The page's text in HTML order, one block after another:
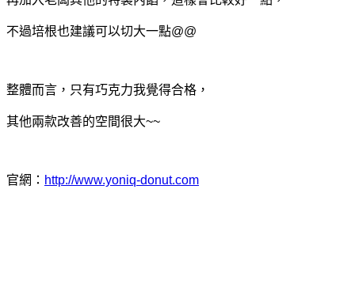
不過培根也建議可以切大一點@@
整體而言，只有巧克力我覺得合格，
其他兩款改善的空間很大~~
官網： http://www.yoniq-donut.com